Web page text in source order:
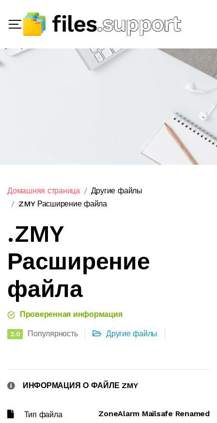
Домашняя страница
Другие файлы
ZMY Расширение файла
.ZMY
Расширение
файла
Проверенная информация
2.0 Популярность Другие файлы
ИНФОРМАЦИЯ О ФАЙЛЕ ZMY
Тип файла ZoneAlarm Mailsafe Renamed